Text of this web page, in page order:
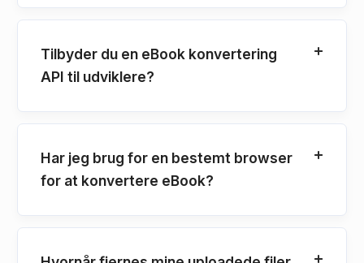
Tilbyder du en eBook konvertering
API til udviklere?
Har jeg brug for en bestemt browser
for at konvertere eBook?